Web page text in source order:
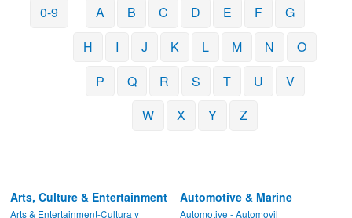
0-9 A B C D E F
G
H
I J K L M N
O
P
Q R S T U
V
W
X Y Z
Arts, Culture & Entertainment
Arts & Entertainment-Cultura y
Automotive & Marine
Automotive - Automovil